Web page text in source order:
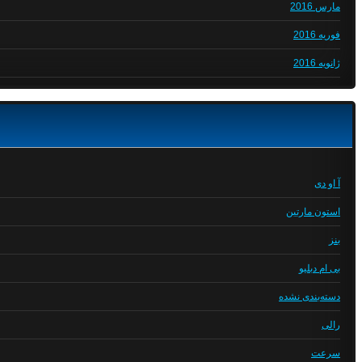
مارس 2016
فوریه 2016
ژانویه 2016
آ او دی
استون مارتین
بنز
بی ام دبلیو
دسته‌بندی نشده
رالی
سرعت